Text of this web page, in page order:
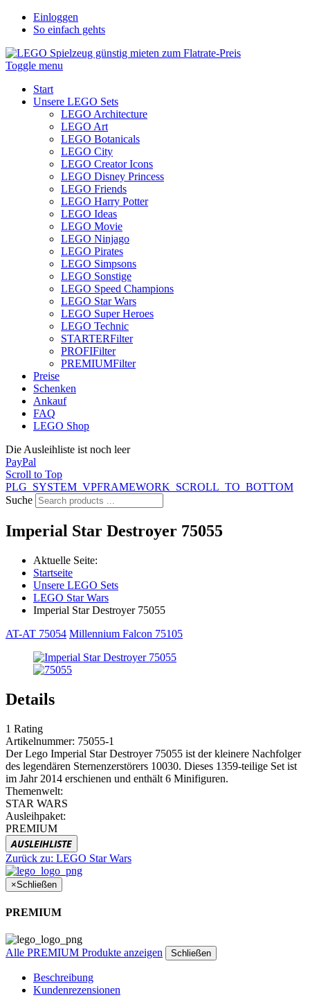
Einloggen
So einfach gehts
Toggle menu
Start
Unsere LEGO Sets
LEGO Architecture
LEGO Art
LEGO Botanicals
LEGO City
LEGO Creator Icons
LEGO Disney Princess
LEGO Friends
LEGO Harry Potter
LEGO Ideas
LEGO Movie
LEGO Ninjago
LEGO Pirates
LEGO Simpsons
LEGO Sonstige
LEGO Speed Champions
LEGO Star Wars
LEGO Super Heroes
LEGO Technic
STARTERFilter
PROFIFilter
PREMIUMFilter
Preise
Schenken
Ankauf
FAQ
LEGO Shop
Die Ausleihliste ist noch leer
PayPal
Scroll to Top
PLG_SYSTEM_VPFRAMEWORK_SCROLL_TO_BOTTOM
Suche
Imperial Star Destroyer 75055
Aktuelle Seite:
Startseite
Unsere LEGO Sets
LEGO Star Wars
Imperial Star Destroyer 75055
AT-AT 75054 Millennium Falcon 75105
Details
1 Rating
Artikelnummer: 75055-1
Der Lego Imperial Star Destroyer 75055 ist der kleinere Nachfolger
des legendären Sternenzerstörers 10030. Dieses 1359-teilige Set ist
im Jahr 2014 erschienen und enthält 6 Minifiguren.
Themenwelt:
STAR WARS
Ausleihpaket:
PREMIUM
AUSLEIHLISTE
Zurück zu: LEGO Star Wars
×Schließen
PREMIUM
Alle PREMIUM Produkte anzeigen Schließen
Beschreibung
Kundenrezensionen